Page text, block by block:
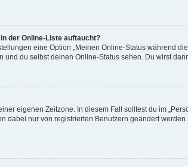
der Online-Liste auftaucht?
eine Option „Meinen Online-Status während
du selbst deinen Online-Status sehen. Du wirst
eigenen Zeitzone. In diesem Fall solltest du im
dabei nur von registrierten Benutzern geändert